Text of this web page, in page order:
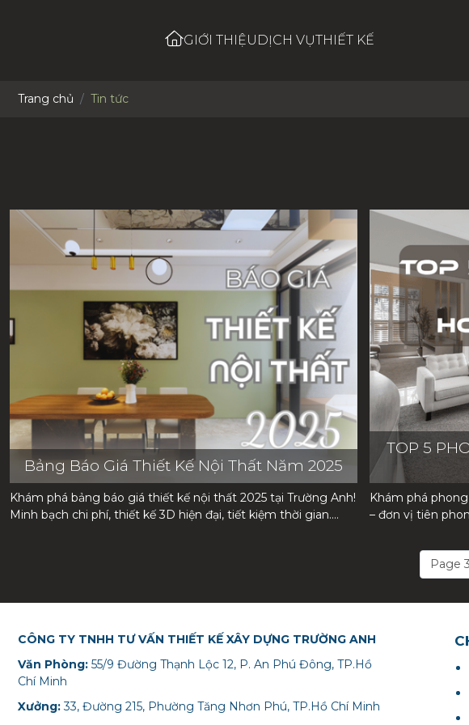
GIỚI THIỆU DỊCH VỤTHIẾT KẾ
Trang chủ Tin tức
Bảng Báo Giá Thiết Kế Nội Thất Năm 2025
Khám phá bảng báo giá thiết kế nội thất 2025 tại Trường Anh!
Minh bạch chi phí, thiết kế 3D hiện đại, tiết kiệm thời gian.
TOP 5
Khám phá
– đơn vị tiên
thất sang trọng
nội thất thông
gian sống hoàn
kế nội thất
công nghệ tiên
Page
CÔNG TY TNHH TƯ VẤN THIẾT KẾ XÂY DỰNG TRƯỜNG ANH
Văn Phòng: 55/9 Đường Thạnh Lộc 12, P. An Phú Đông, TP.Hồ
Chí Minh
Xưởng:33, Đường 215, Phường Tăng Nhơn Phú, TP.Hồ Chí Minh